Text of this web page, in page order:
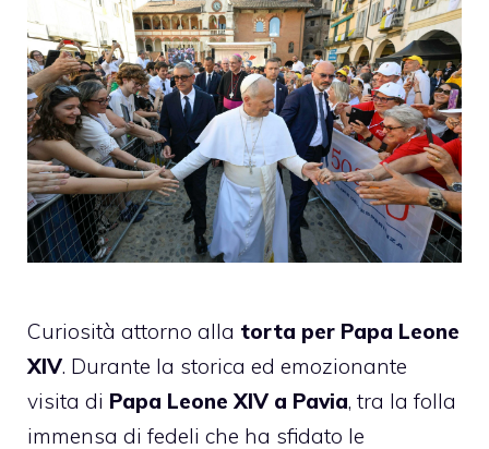
Curiosità attorno alla torta per Papa Leone
XIV. Durante la storica ed emozionante
visita di Papa Leone XIV a Pavia, tra la folla
immensa di fedeli che ha sfidato le